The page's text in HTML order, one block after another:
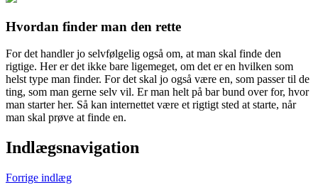
Hvordan finder man den rette
For det handler jo selvfølgelig også om, at man skal finde den
rigtige. Her er det ikke bare ligemeget, om det er en hvilken som
helst type man finder. For det skal jo også være en, som passer til de
ting, som man gerne selv vil. Er man helt på bar bund over for, hvor
man starter her. Så kan internettet være et rigtigt sted at starte, når
man skal prøve at finde en.
Indlægsnavigation
Forrige indlæg